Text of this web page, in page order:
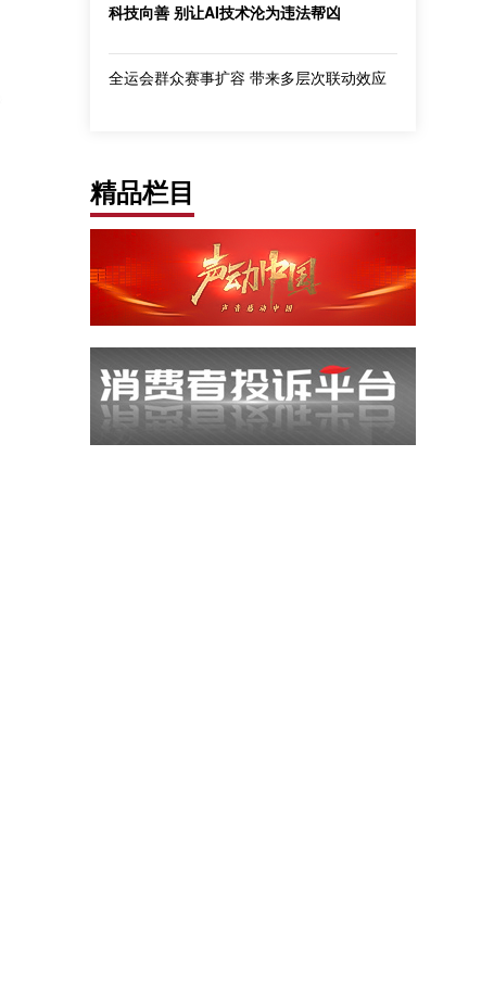
科技向善 别让AI技术沦为违法帮凶
全运会群众赛事扩容 带来多层次联动效应
精品栏目